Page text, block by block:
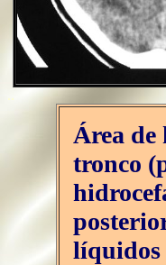
..
Área de
tronco
líquidos